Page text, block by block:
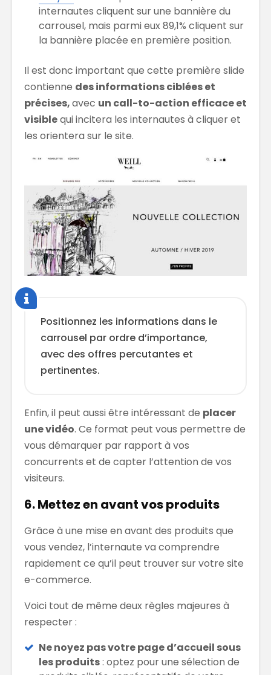
internautes cliquent sur une bannière du
carrousel, mais parmi eux 89,1% cliquent sur
la bannière placée en première position.
Il est donc important que cette première slide
contienne des informations ciblées et
précises,avec un call-to-action efficace et
visiblequi incitera les internautes à cliquer et
les orientera sur le site.
Positionnez les informations dans le
carrousel par ordre d’importance,
avec des offres percutantes et
pertinentes.
Enfin, il peut aussi être intéressant de placer
une vidéo. Ce format peut vous permettre de
vous démarquer par rapport à vos
concurrents et de capter l’attention de vos
visiteurs.
6. Mettez en avant vos produits
Grâce à une mise en avant des produits que
vous vendez, l’internaute va comprendre
rapidement ce qu’il peut trouver sur votre site
e-commerce.
Voici tout de même deux règles majeures à
respecter :
Ne noyez pas votre page d’accueil sous
les produits: optez pour une sélection de